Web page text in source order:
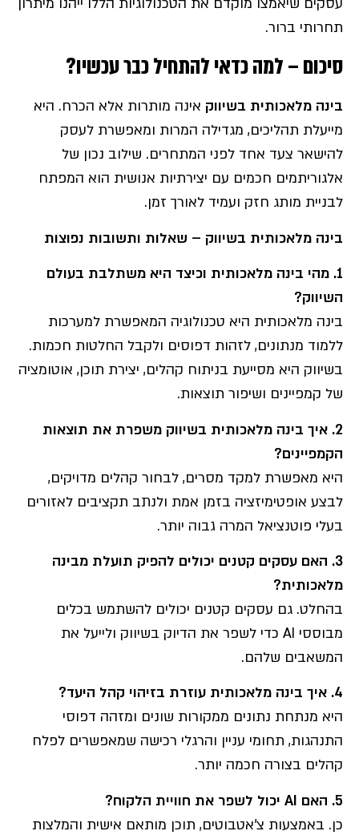
תחרותי ברור.
סיכום – למה כדאי להתחיל כבר עכשיו?
בינה מלאכותית בשיווק אינה מותרות אלא הכרח. היא
מייעלת תהליכים, מגדילה המרות ומאפשרת לעסק
להישאר צעד אחד לפני המתחרים. שילוב נכון של
אלגוריתמים חכמים עם יצירתיות אנושית הוא המפתח
לבניית מותג חזק ועמיד לאורך זמן.
בינה מלאכותית בשיווק – שאלות ותשובות נפוצות
1. מהי בינה מלאכותית וכיצד היא משתלבת בעולם
השיווק?
בינה מלאכותית היא טכנולוגיה המאפשרת למערכות
ללמוד מנתונים, לזהות דפוסים ולקבל החלטות חכמות.
בשיווק היא מסייעת בניתוח קהלים, יצירת תוכן, אוטומציה
של קמפיינים ושיפור תוצאות.
2. איך בינה מלאכותית בשיווק משפרת את תוצאות
הקמפיינים?
היא מאפשרת למקד מסרים, לבחור קהלים מדויקים,
לבצע אופטימיזציה בזמן אמת ולנתב תקציבים לאזורים
בעלי פוטנציאל המרה גבוה יותר.
3. האם עסקים קטנים יכולים להפיק תועלת מבינה
מלאכותית?
בהחלט. גם עסקים קטנים יכולים להשתמש בכלים
מבוססי AI כדי לשפר את הדיוק בשיווק ולייעל את
המשאבים שלהם.
4. איך בינה מלאכותית עוזרת בזיהוי קהל היעד?
היא מנתחת נתונים ממקורות שונים ומזהה דפוסי
התנהגות, תחומי עניין והרגלי רכישה שמאפשרים לפלח
קהלים בצורה חכמה יותר.
5. האם יכול לשפר את חוויית הלקוח?
כן. באמצעות צ'אטבוטים, תוכן מותאם אישית והמלצות